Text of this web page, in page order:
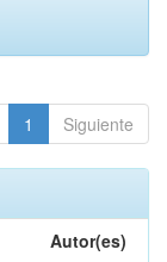
1 Siguiente
Autor(es)